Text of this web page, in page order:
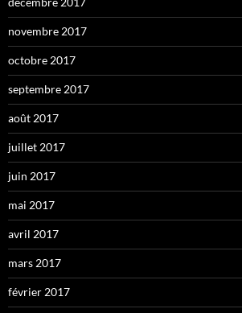
novembre 2017
octobre 2017
septembre 2017
août 2017
juillet 2017
juin 2017
mai 2017
avril 2017
mars 2017
février 2017